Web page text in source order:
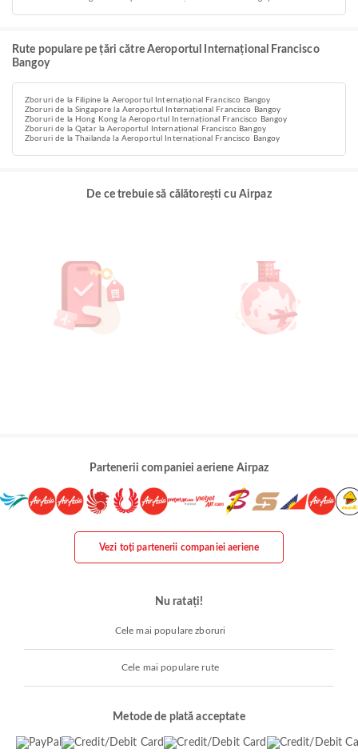
Rute populare pe țări către Aeroportul Internațional Francisco
Bangoy
Zboruri de la Filipine la Aeroportul Internațional Francisco Bangoy
Zboruri de la Singapore la Aeroportul Internațional Francisco Bangoy
Zboruri de la Hong Kong la Aeroportul Internațional Francisco Bangoy
Zboruri de la Qatar la Aeroportul Internațional Francisco Bangoy
Zboruri de la Thailanda la Aeroportul Internațional Francisco Bangoy
De ce trebuie să călătorești cu Airpaz
Partenerii companiei aeriene Airpaz
Vezi toți partenerii companiei aeriene
Nu ratați!
Cele mai populare zboruri
Cele mai populare rute
Metode de plată acceptate